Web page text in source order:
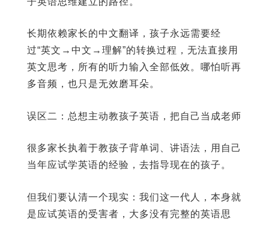
长期依赖家长的中文翻译，孩子永远需要经
过“英文→中文→理解”的转换过程，无法直接用
英文思考，所有的听力输入全部低效。哪怕听再
多音频，也只是无效磨耳朵。
误区二：总想主动教孩子英语，把自己当成老师
很多家长执着于教孩子背单词、讲语法，用自己
当年应试学英语的经验，去指导现在的孩子。
但我们要认清一个现实：我们这一代人，本身就
是应试英语的受害者，大多没有完整的英语思